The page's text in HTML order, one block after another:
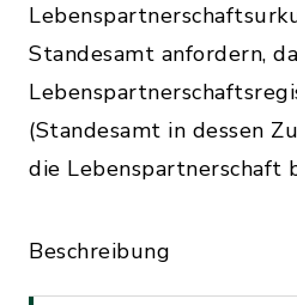
Standesamt anfordern,
(Standesamt in dessen
die Lebenspartnerschaft
Beschreibung